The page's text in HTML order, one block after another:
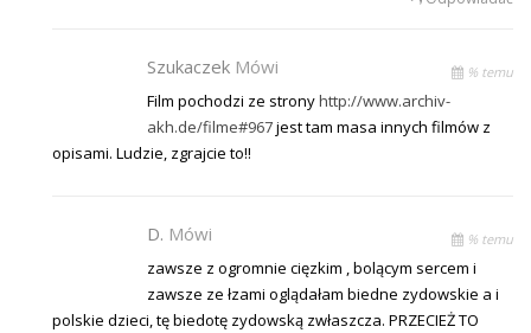
Szukaczek Mówi % temu
Film pochodzi ze stronyhttp://www.archiv-
akh.de/filme#967jest tam masa innych filmów z
opisami. Ludzie, zgrajcie to!!
D. Mówi % temu
zawsze z ogromnie cięzkim , bolącym sercem i
zawsze ze łzami oglądałam biedne zydowskie a i
polskie dzieci, tę biedotę zydowską zwłaszcza. PRZECIEŻ TO